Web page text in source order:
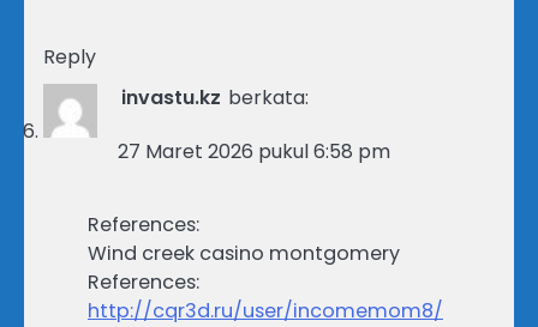
Reply
invastu.kz berkata:
27 Maret 2026 pukul 6:58 pm
References:
Wind creek casino montgomery
References:
http://cqr3d.ru/user/incomemom8/